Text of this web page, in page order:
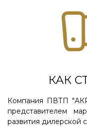
КАК
Компания ПВТП
представителем
развития дилерской